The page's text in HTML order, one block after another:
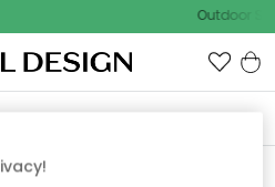
Outdoor